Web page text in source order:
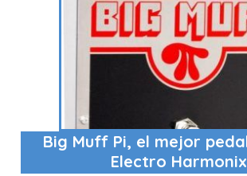
Big Muff Pi, el mejor
Electro Harmonix